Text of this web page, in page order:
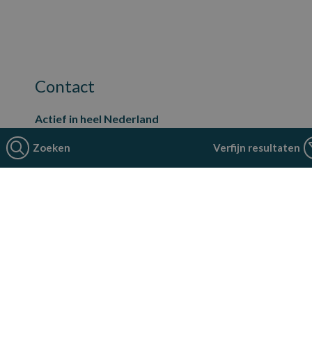
Zoeken Verfijn resultaten
Contact
Actief in heel Nederland